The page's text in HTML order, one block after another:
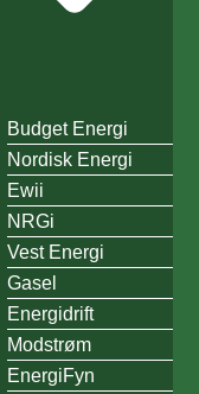
Budget Energi
Nordisk Energi
Ewii
NRGi
Vest Energi
Gasel
Energidrift
Modstrøm
EnergiFyn